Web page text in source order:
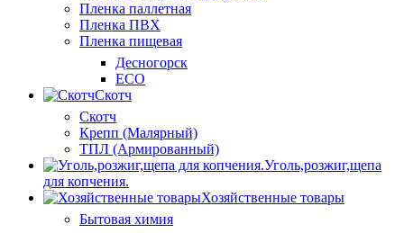
Пленка паллетная
Пленка ПВХ
Пленка пищевая
Десногорск
ECO
Скотч
Скотч
Крепп (Малярный)
ТПЛ (Армированный)
Уголь,розжиг,щепа
для копчения.
Хозяйственные товары
Бытовая химия